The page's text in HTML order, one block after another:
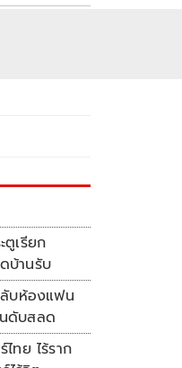
ตูเรียก
บ้านรับ
บห้องแฟน
ดับสลด
ทย ไร้ราก